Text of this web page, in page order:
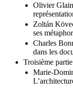
Olivier
Zoltán
ses
Charles
dans les
Troisième
Marie-